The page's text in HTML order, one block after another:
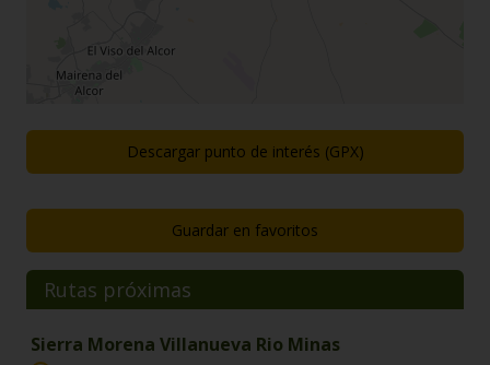
Descargar punto de interés (GPX)
Guardar en favoritos
Rutas próximas
Sierra Morena Villanueva Rio Minas